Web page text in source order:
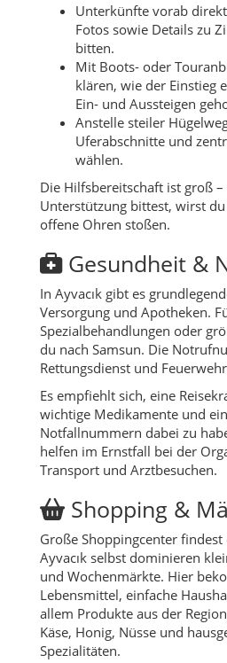
Unterkünfte vorab
Fotos sowie Details zu
bitten.
Mit Boots- oder
klären, wie der Einstieg
Ein- und Aussteigen
Anstelle steiler
Uferabschnitte und
wählen.
Die Hilfsbereitschaft ist groß
Unterstützung bittest, wirst
offene Ohren stoßen.
Gesundheit &
In Ayvacık gibt es
Versorgung und Apotheken.
Spezialbehandlungen oder
du nach Samsun. Die
Rettungsdienst und
Es empfiehlt sich, eine
wichtige Medikamente und
Notfallnummern dabei zu
helfen im Ernstfall bei der
Transport und Arztbesuchen.
Shopping &
Große Shoppingcenter findest
Ayvacık selbst dominieren
und Wochenmärkte. Hier
Lebensmittel, einfache
allem Produkte aus der
Käse, Honig, Nüsse und
Spezialitäten.